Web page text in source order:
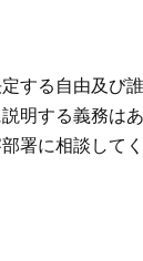
する自由及び
明する義務は
署に相談してく